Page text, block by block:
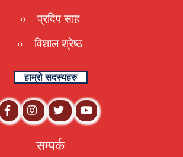
प्रदिप साह
विशाल श्रेष्ठ
हाम्रो सदस्यहरु
सम्पर्क